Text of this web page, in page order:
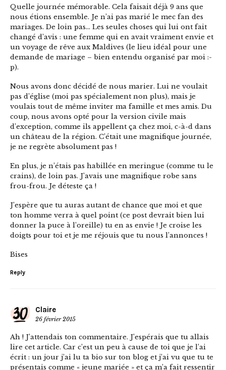
Quelle journée mémorable. Cela faisait déjà 9 ans que
nous étions ensemble. Je n’ai pas marié le mec fan des
mariages. De loin pas… Les seules choses qui lui ont fait
changé d’avis : une femme qui en avait vraiment envie et
un voyage de rêve aux Maldives (le lieu idéal pour une
demande de mariage – bien entendu organisé par moi :-
p).
Nous avons donc décidé de nous marier. Lui ne voulait
pas d’église (moi pas spécialement non plus), mais je
voulais tout de même inviter ma famille et mes amis. Du
coup, nous avons opté pour la version civile mais
d’exception, comme ils appellent ça chez moi, c-à-d dans
un château de la région. C’était une magnifique journée,
je ne regrète absolument pas !
En plus, je n’étais pas habillée en meringue (comme tu le
crains), de loin pas. J’avais une magnifique robe sans
frou-frou. Je déteste ça !
J’espère que tu auras autant de chance que moi et que
ton homme verra à quel point (ce post devrait bien lui
donner la puce à l’oreille) tu en as envie ! Je croise les
doigts pour toi et je me réjouis que tu nous l’annonces !
Bises
Reply
Claire
26 février 2015
Ah ! J’attendais ton commentaire. J’espérais que tu allais
lire cet article. Car c’est un peu à cause de toi que je l’ai
écrit : un jour j’ai lu ta bio sur ton blog et j’ai vu que tu te
présentais comme « jeune mariée » et ça m’a fait ressentir